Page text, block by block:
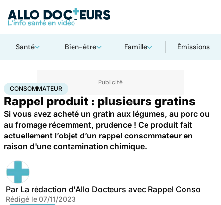
Santé Bien-être Famille Émissions
AccueilSantéConsommateur
CONSOMMATEUR
Rappel produit : plusieurs gratins
Si vous avez acheté un gratin aux légumes, au porc ou
au fromage récemment, prudence ! Ce produit fait
actuellement l’objet d’un rappel consommateur en
raison d'une contamination chimique.
Par La rédaction d'Allo Docteurs avec Rappel Conso
Rédigé le 07/11/2023